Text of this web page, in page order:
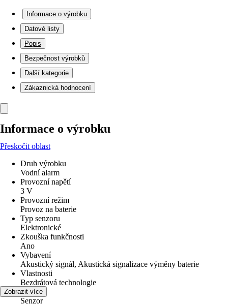
Informace o výrobku
Datové listy
Popis
Bezpečnost výrobků
Další kategorie
Zákaznická hodnocení
Informace o výrobku
Přeskočit oblast
Druh výrobku
Vodní alarm
Provozní napětí
3 V
Provozní režim
Provoz na baterie
Typ senzoru
Elektronické
Zkouška funkčnosti
Ano
Vybavení
Akustický signál, Akustická signalizace výměny baterie
Vlastnosti
Bezdrátová technologie
Funkce
Senzor
Zobrazit více